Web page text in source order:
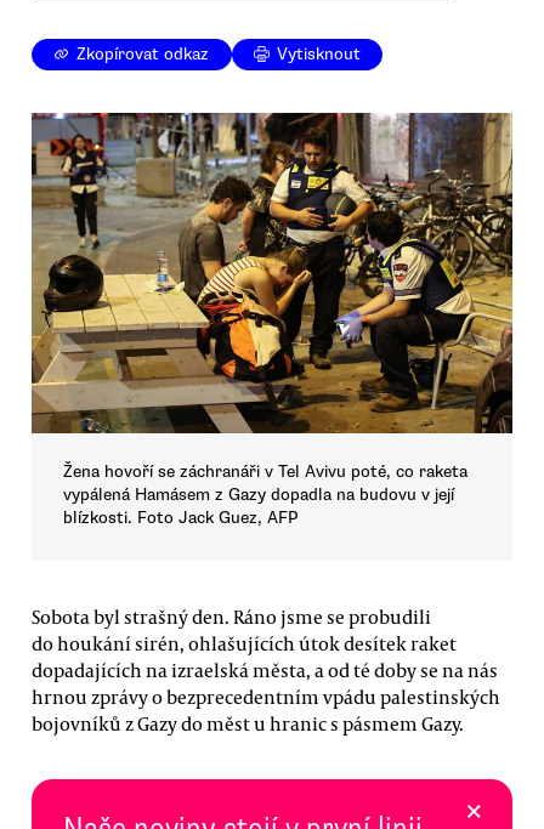
Zkopírovat odkaz Vytisknout
Žena hovoří se záchranáři v Tel Avivu poté, co raketa
vypálená Hamásem z Gazy dopadla na budovu v její
blízkosti. Foto Jack Guez, AFP
Sobota byl strašný den. Ráno jsme se probudili
do houkání sirén, ohlašujících útok desítek raket
dopadajících na izraelská města, a od té doby se na nás
hrnou zprávy o bezprecedentním vpádu palestinských
bojovníků z Gazy do měst u hranic s pásmem Gazy.
×